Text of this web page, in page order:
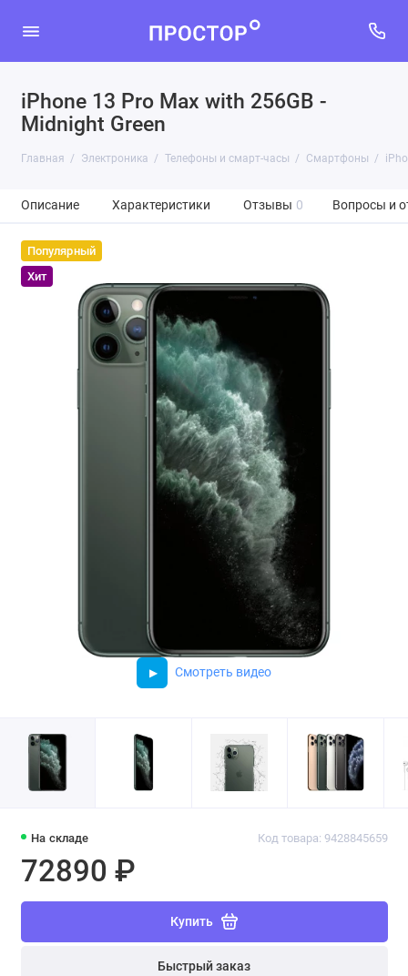
iPhone 13 Pro Max with 256GB -
Midnight Green
Главная Электроника Телефоны и смарт-часы Смартфоны
Описание Характеристики Отзывы 0 Вопросы и
Популярный
Хит
Смотреть видео
На складе Код товара: 9428845659
72890 ₽
Купить
Быстрый заказ